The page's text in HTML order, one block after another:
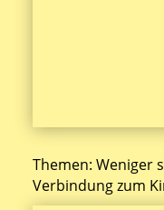
Themen: Weniger
Verbindung zum